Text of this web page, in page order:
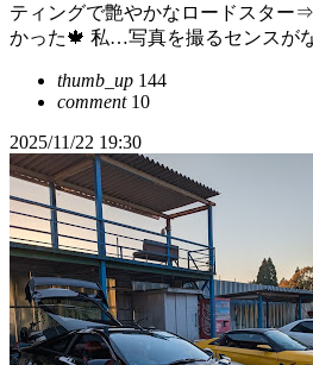
ティングで艶やかなロードスター
かった🍁 私…写真を撮るセンスが
thumb_up 144
comment10
2025/11/22 19:30